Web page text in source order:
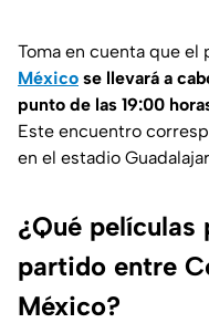
Toma en cuenta que el
México se llevará a
punto de las 19:00
Este encuentro
en el estadio
¿Qué películas
partido entre
México?